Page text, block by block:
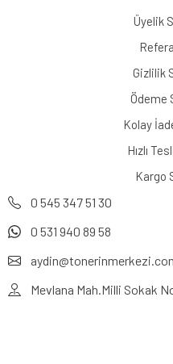
Üyelik
Gizlilik
Ödeme
Kolay
Hızlı
Kargo
0 545 347 51 30
0 531 940 89 58
Mevlana Mah.Milli Sokak